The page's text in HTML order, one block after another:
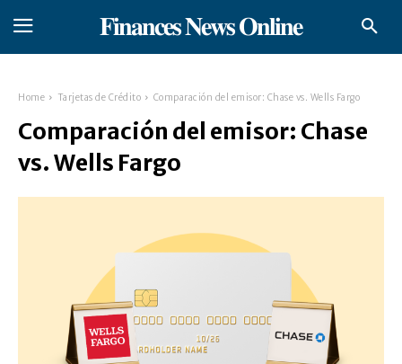
𝐅𝐢𝐧𝐚𝐧𝐜𝐞𝐬 𝐍𝐞𝐰𝐬 𝐎𝐧𝐥𝐢𝐧𝐞
Home Tarjetas de Crédito Comparación del emisor: Chase vs. Wells Fargo
Comparación del emisor: Chase
vs. Wells Fargo